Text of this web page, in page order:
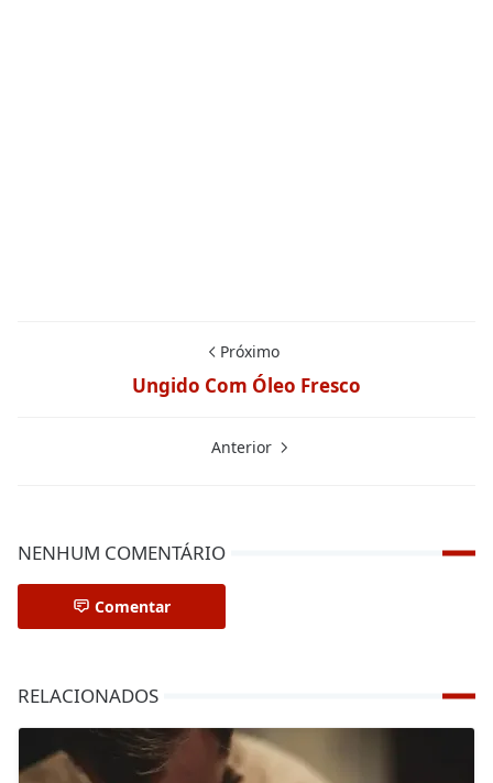
Próximo
Ungido Com Óleo Fresco
Anterior
NENHUM COMENTÁRIO
Comentar
RELACIONADOS